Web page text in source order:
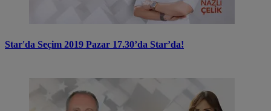
Star'da Seçim 2019 Pazar 17.30’da Star’da!